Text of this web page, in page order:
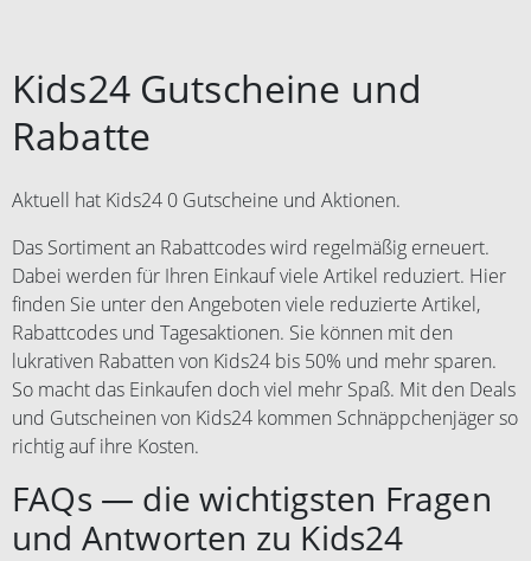
Kids24 Gutscheine und
Rabatte
Aktuell hat Kids24 0 Gutscheine und Aktionen.
Das Sortiment an Rabattcodes wird regelmäßig erneuert.
Dabei werden für Ihren Einkauf viele Artikel reduziert. Hier
finden Sie unter den Angeboten viele reduzierte Artikel,
Rabattcodes und Tagesaktionen. Sie können mit den
lukrativen Rabatten von Kids24 bis 50% und mehr sparen.
So macht das Einkaufen doch viel mehr Spaß. Mit den Deals
und Gutscheinen von Kids24 kommen Schnäppchenjäger so
richtig auf ihre Kosten.
FAQs — die wichtigsten Fragen
und Antworten zu Kids24